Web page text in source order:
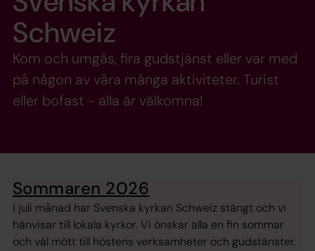
Schweiz
Kom och umgås, fira gudstjänst eller var med
på någon av våra många aktiviteter. Turist
eller bofast - alla är välkomna!
Sommaren 2026
I juli månad har Svenska kyrkan Schweiz stängt och vi
hänvisar till lokala kyrkor. Vi önskar alla en fin sommar
och väl mött till höstens verksamheter och gudstänster.